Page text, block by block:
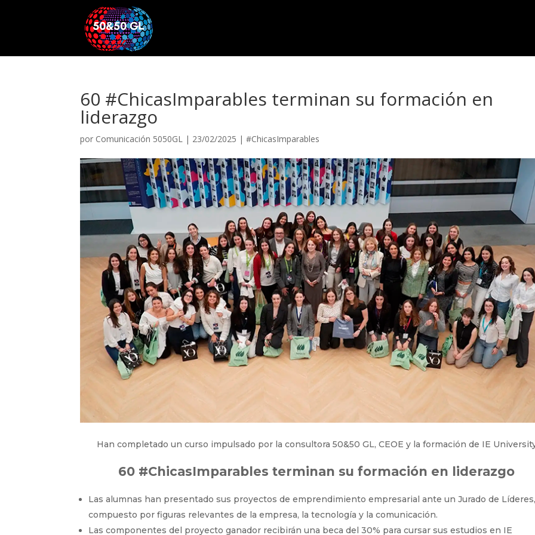
60 #ChicasImparables terminan su formación en
liderazgo
por Comunicación 5050GL | 23/02/2025 |#ChicasImparables
Han completado un curso impulsado por la consultora 50&50 GL, CEOE y la formación de IE
60 #ChicasImparables terminan su formación en liderazgo
Las alumnas han presentado sus proyectos de emprendimiento empresarial ante un Jurado de
compuesto por figuras relevantes de la empresa, la tecnología y la comunicación.
Las componentes del proyecto ganador recibirán una beca del 30% para cursar sus estudios en IE